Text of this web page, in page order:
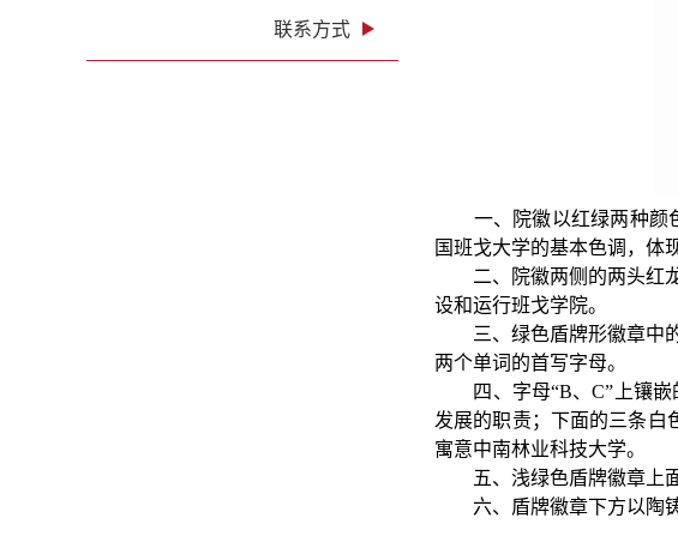
联系方式
一、院徽以红绿两种颜色
国班戈大学的基本色调，体
二、院徽两侧的两头红龙
设和运行班戈学院。
三、绿色盾牌形徽章中的
两个单词的首写字母。
四、字母“B、C”上镶嵌
发展的职责；下面的三条白
寓意中南林业科技大学。
五、浅绿色盾牌徽章上面
六、盾牌徽章下方以陶铸